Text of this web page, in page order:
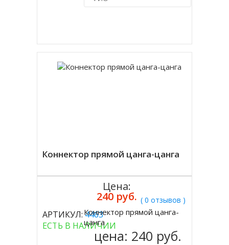
Коннектор прямой цанга-цанга
( 0 отзывов )
АРТИКУЛ:4463
ЕСТЬ В НАЛИЧИИ
Цена:
240 руб.
Купить
Коннектор прямой цанга-
цанга
цена: 240 руб.